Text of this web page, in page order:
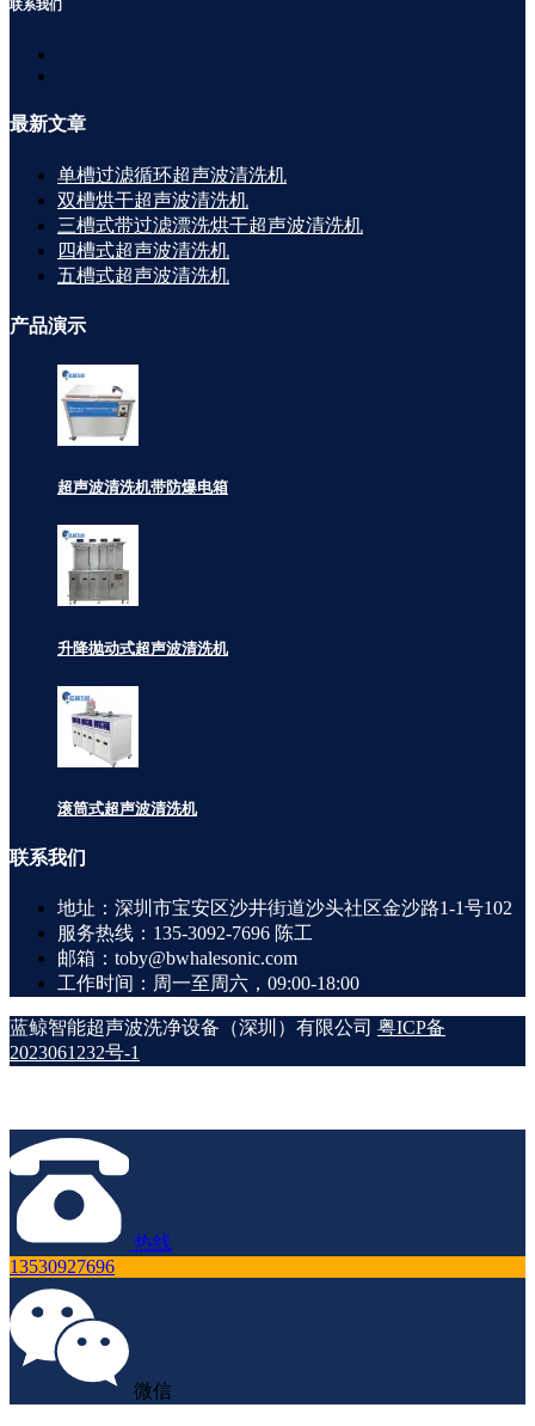
联系我们
最新文章
单槽过滤循环超声波清洗机
双槽烘干超声波清洗机
三槽式带过滤漂洗烘干超声波清洗机
四槽式超声波清洗机
五槽式超声波清洗机
产品演示
超声波清洗机带防爆电箱
升降抛动式超声波清洗机
滚筒式超声波清洗机
联系我们
地址：深圳市宝安区沙井街道沙头社区金沙路1-1号102
服务热线：135-3092-7696 陈工
邮箱：toby@bwhalesonic.com
工作时间：周一至周六，09:00-18:00
蓝鲸智能超声波洗净设备（深圳）有限公司 粤ICP备
2023061232号-1
热线
13530927696
微信